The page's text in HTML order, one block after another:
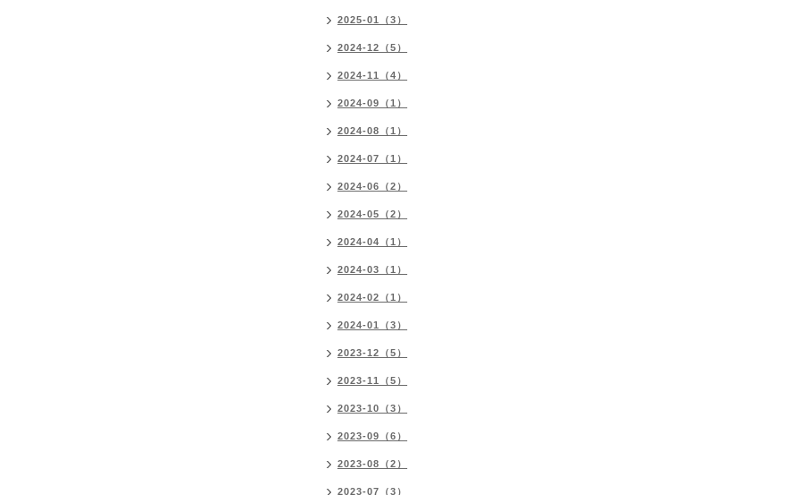
2025-01（3）
2024-12（5）
2024-11（4）
2024-09（1）
2024-08（1）
2024-07（1）
2024-06（2）
2024-05（2）
2024-04（1）
2024-03（1）
2024-02（1）
2024-01（3）
2023-12（5）
2023-11（5）
2023-10（3）
2023-09（6）
2023-08（2）
2023-07（3）